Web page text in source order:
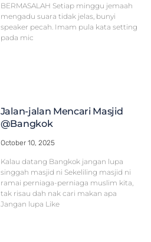
BERMASALAH Setiap minggu jemaah
mengadu suara tidak jelas, bunyi
speaker pecah. Imam pula kata setting
pada mic
Jalan-jalan Mencari Masjid
@Bangkok
October 10, 2025
Kalau datang Bangkok jangan lupa
singgah masjid ni Sekeliling masjid ni
ramai perniaga-perniaga muslim kita,
tak risau dah nak cari makan apa
Jangan lupa Like